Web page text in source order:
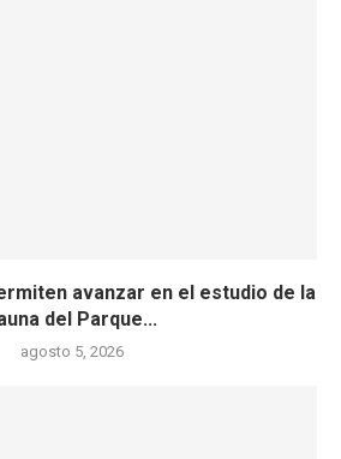
avanzar en el estudio de la
del Parque...
agosto 5, 2026